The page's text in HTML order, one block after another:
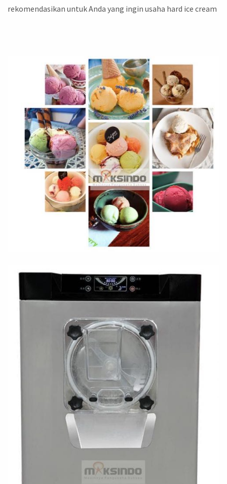
rekomendasikan untuk Anda yang ingin usaha hard ice cream